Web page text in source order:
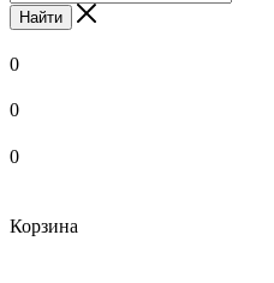
Найти
0
0
0
Корзина